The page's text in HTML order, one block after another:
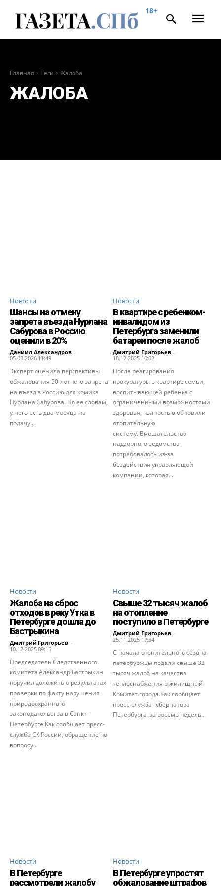
18+
Главная Теги Жалоба
ЖАЛОБА
Новости
Шансы на отмену
запрета въезда Нурлана
Сабурова в Россию
оценили в 20%
Даниил Александров -
05.03.2026 11:49
Эксперт оценила перспективы
обжалования 50-летнего запрета
на въезд в Россию для комика
Нурлана Сабурова. По ее словам,
у него есть два месяца на
подачу...
Новости
В квартире с ребенком-
инвалидом из
Петербурга заменили
батареи после жалоб
Дмитрий Григорьев -
18.12.2025 10:02
После реагирования
прокуратуры в квартире семьи,
воспитывающей ребенка с
ограниченными возможностями
здоровья, полностью обновили
отопительную
систему. Вмешательство
надзорного ведомства
потребовалось из-за
бездействия управляющей
компании, которая...
Новости
Жалоба на сброс
отходов в реку Утка в
Петербурге дошла до
Бастрыкина
Дмитрий Григорьев -
10.12.2025 09:15
Председатель Следственного
комитета Александр Бастрыкин
поручил доложить о результатах
проверки по факту нарушения
природоохранного
законодательства в Санкт-
Петербурге.Как сообщает пресс-
служба СК России, обращение по
вопросу...
Новости
Свыше 32 тысяч жалоб
на отопление
поступило в Петербурге
Дмитрий Григорьев -
25.11.2025 17:54
С начала отопительного сезона
петербуржцы подали свыше 32
тысяч жалоб на качество
теплоснабжения в жилищный
Комитет города.Как сообщает
пресс-служба губернатора
Петербурга, за восемь недель...
Новости
В Петербурге
рассмотрели жалобу
Новости
В Петербурге упростят
обжалование штрафов